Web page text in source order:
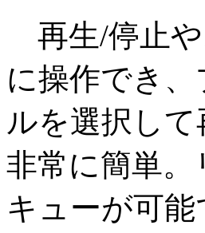
再生/停止や
に操作でき
ルを選択し
非常に簡単
キューが可